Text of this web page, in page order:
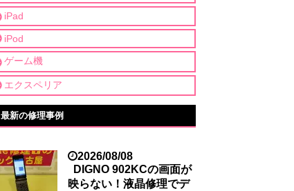
iPad
iPod
ゲーム機
エクスペリア
最新の修理事例
2026/08/08
DIGNO 902KCの画面が
映らない！液晶修理でデ